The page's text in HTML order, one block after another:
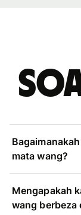
mata wang?
Mengapakah
wang berbeza